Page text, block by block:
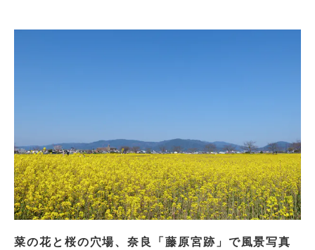
菜の花と桜の穴場、奈良「藤原宮跡」で風景写真